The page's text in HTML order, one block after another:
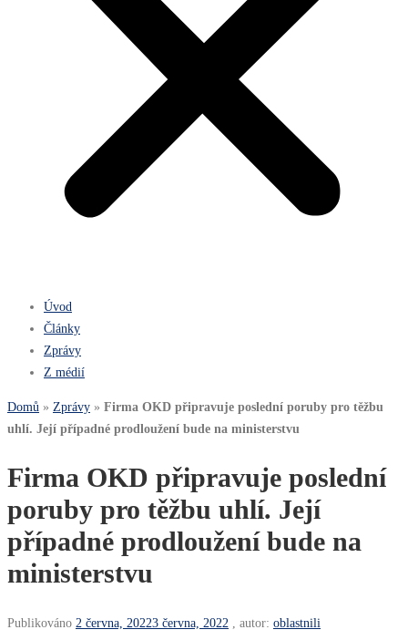
Úvod
Články
Zprávy
Z médií
Domů » Zprávy » Firma OKD připravuje poslední poruby pro těžbu
uhlí. Její případné prodloužení bude na ministerstvu
Firma OKD připravuje poslední
poruby pro těžbu uhlí. Její
případné prodloužení bude na
ministerstvu
Publikováno 2 června, 20223 června, 2022 , autor: oblastnili